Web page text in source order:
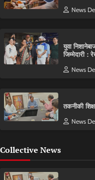
News
युवा
जिम्मेदारी :
News
तकनीकी
News
Collective News